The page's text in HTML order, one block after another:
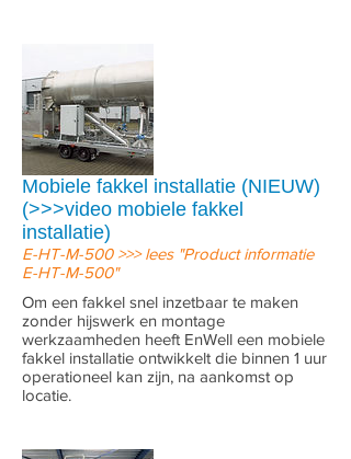
Mobiele fakkel installatie (NIEUW)
(>>>video mobiele fakkel
installatie)
E-HT-M-500 >>> lees "Product informatie
E-HT-M-500"
Om een fakkel snel inzetbaar te maken
zonder hijswerk en montage
werkzaamheden heeft EnWell een mobiele
fakkel installatie ontwikkelt die binnen 1 uur
operationeel kan zijn, na aankomst op
locatie.